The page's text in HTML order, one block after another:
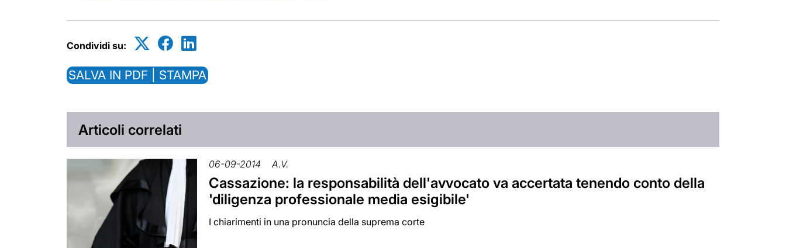
Condividi su:
SALVA IN PDF | STAMPA
Articoli correlati
06-09-2014 A.V.
Cassazione: la responsabilità dell'avvocato va accertata tenendo conto della
'diligenza professionale media esigibile'
I chiarimenti in una pronuncia della suprema corte